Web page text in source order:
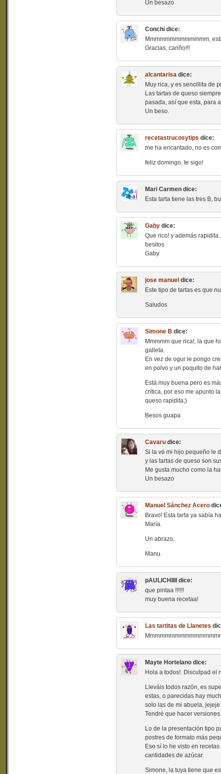
Un besazo
Conchi dice:
Mmmmmmmmmmmmm,
Gracias, cariño!!!
alcantarisa dice:
Muy rica, y es sencillita de
Las tartas de queso
pasada, así que esta, para
Un beso.
recetastrucosytips dice:
me ha encantado, no es
feliz domingo, te sigo!
Mari Carmen dice:
Esta tarta tiene las tres B,
Gaby dice:
Que rico! y además rapidita..
besitos
Gaby
jose manuel dice:
Este tipo de tartas es que
Saludos
Simone B dice:
Mmmmm que rica!, la que
galleta.
En vez de ogur le pongo
en polvo y un poquito de
Está muy buena pero es
crítica, por eso me apunto
queso rapidita;)
Besos guapa
Cavaru dice:
Si la vé mi hijo pequeño le
y las tartas de queso son
Me gusta mucho como la
Un besazo
Manuel Sánchez Acero
Bravo! Esta tarta ya sabía
María.
Un abrazo,
Manu.
pAULICHIIII
dice:
que pintaa !!!!!!
muy buena recetaa!
Las tartitas de Llanetes
Mayte Hortelano dice:
Hola a todos!. Disculpad
Lleváis todos razón, es
estas, o parecidas hay
solo las de mi abuela,
Tendré que hacer
Lo de la presentación tipo
postres de formato más
Eso sí lo he visto en
cantidades de azúcar.
Simone, la tuya tiene que